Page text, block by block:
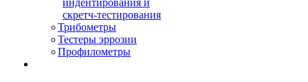
индентирования и
скретч-тестирования
Трибометры
Тестеры эррозии
Профилометры